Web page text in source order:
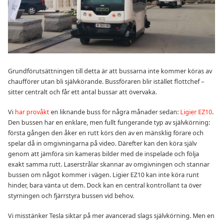
Grundförutsättningen till detta är att bussarna inte kommer köras av
chaufförer utan bli självkörande. Bussföraren blir istället flottchef –
sitter centralt och får ett antal bussar att övervaka.
Vi har provåkten liknande buss för några månader sedan: Ligier EZ10.
Den bussen har en enklare, men fullt fungerande typ av självkörning:
första gången den åker en rutt körs den av en mänsklig förare och
spelar då in omgivningarna på video. Därefter kan den köra själv
genom att jämföra sin kameras bilder med de inspelade och följa
exakt samma rutt. Laserstrålar skannar av omgivningen och stannar
bussen om något kommer i vägen. Ligier EZ10 kan inte köra runt
hinder, bara vänta ut dem. Dock kan en central kontrollant ta över
styrningen och fjärrstyra bussen vid behov.
Vi misstänker Tesla siktar på mer avancerad slags självkörning. Men en